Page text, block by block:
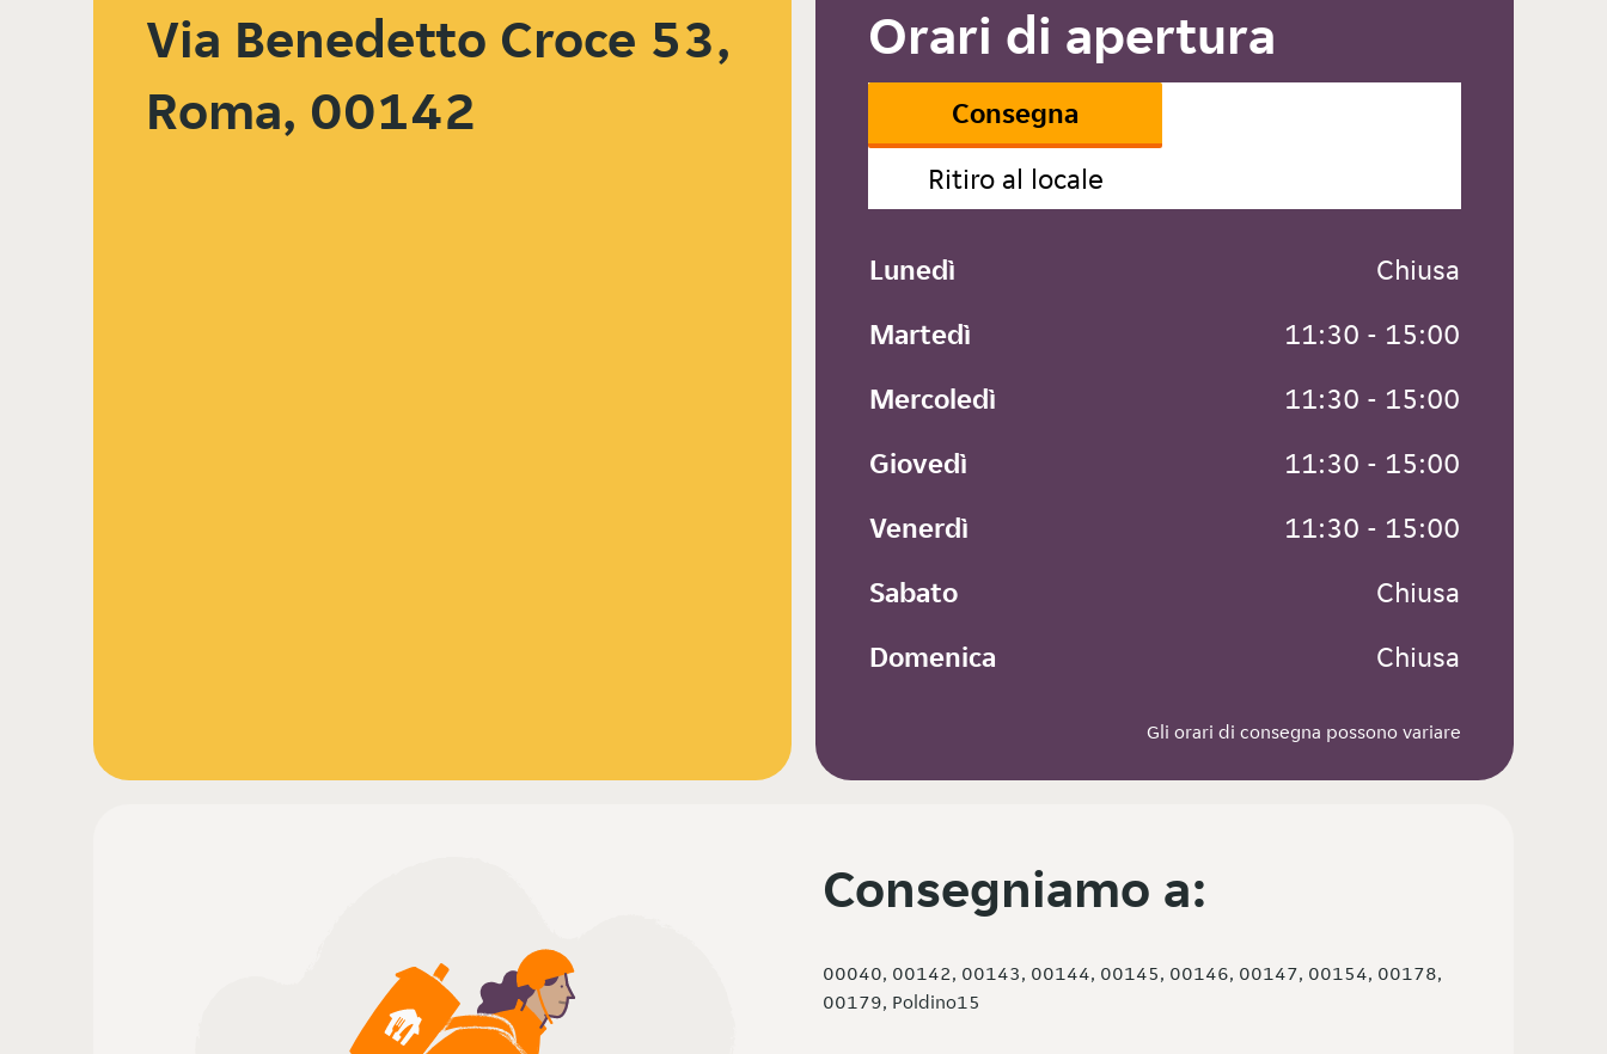
Via Benedetto Croce 53,
Roma, 00142
Orari di apertura
Consegna
Ritiro al locale
Lunedì
Chiusa
Martedì
11:30 - 15:00
Mercoledì
11:30 - 15:00
Giovedì
11:30 - 15:00
Venerdì
11:30 - 15:00
Sabato
Chiusa
Domenica
Chiusa
Gli orari di consegna possono variare
Consegniamo a:
00040, 00142, 00143, 00144, 00145, 00146, 00147, 00154, 00178,
00179, Poldino15